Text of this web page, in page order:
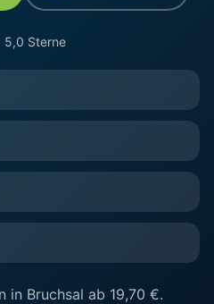
5,0 Sterne
in Bruchsal ab 19,70 €.